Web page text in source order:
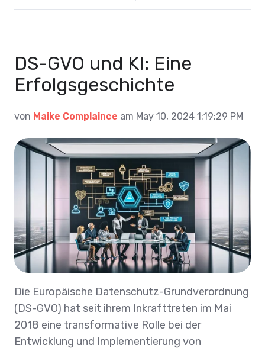
DS-GVO und KI: Eine
Erfolgsgeschichte
von Maike Complaince am May 10, 2024 1:19:29 PM
Die Europäische Datenschutz-Grundverordnung
(DS-GVO) hat seit ihrem Inkrafttreten im Mai
2018 eine transformative Rolle bei der
Entwicklung und Implementierung von